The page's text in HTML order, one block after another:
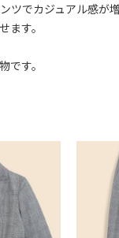
ツでカジュアル感が
ます。
です。